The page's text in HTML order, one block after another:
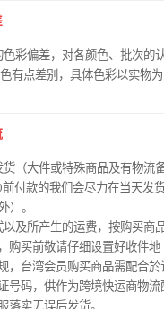
彩偏差，对各颜色、批次的
有点差别，具体色彩以实物为
（大件或特殊商品及有物流
付款的我们会尽力在当天发
）。
及所产生的运费，按购买商
购买前敬请仔细设置好收件地
，台湾会员购买商品需配合於
号码，供作为跨境快运商物流
落实无误后发货。